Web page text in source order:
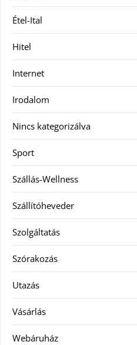
Étel-Ital
Hitel
Internet
Irodalom
Nincs kategorizálva
Sport
Szállás-Wellness
Szállítóheveder
Szolgáltatás
Szórakozás
Utazás
Vásárlás
Webáruház